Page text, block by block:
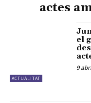
actes
ACTUALITAT
el
9